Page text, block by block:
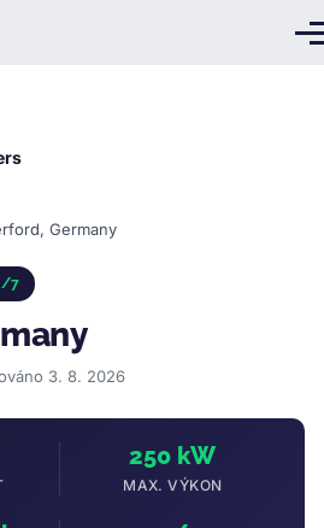
Germany
7
3. 8. 2026
250 kW
MAX. VÝKON